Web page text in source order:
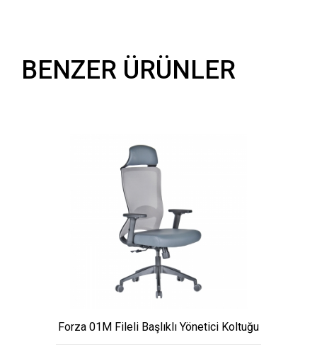
BENZER ÜRÜNLER
Forza 01M Fileli Başlıklı Yönetici Koltuğu